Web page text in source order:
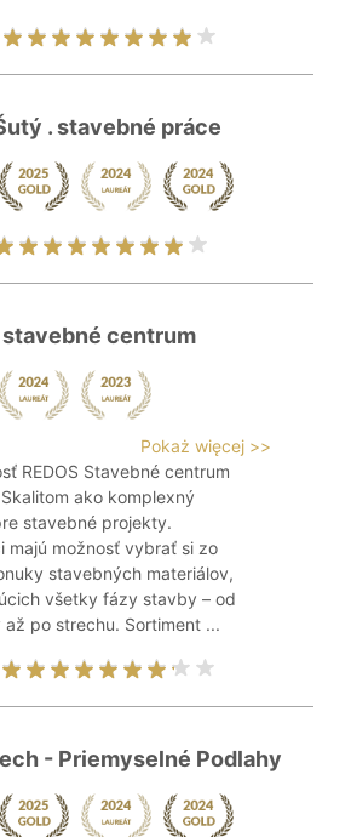
. stavebné práce
stavebné centrum
Pokaż więcej >>
REDOS Stavebné centrum
ako komplexný
stavebné projekty.
majú možnosť vybrať si zo
stavebných materiálov,
všetky fázy stavby – od
až po strechu. Sortiment ...
- Priemyselné Podlahy